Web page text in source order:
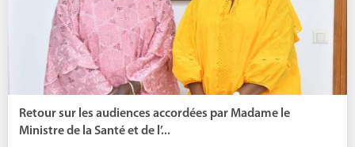
Retour sur les audiences accordées par Madame le
Ministre de la Santé et de l’...